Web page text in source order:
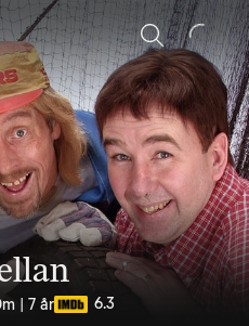
Sök
| 7 år 6.3